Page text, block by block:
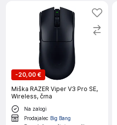
-20,00 €
Miška RAZER Viper V3 Pro SE,
Wireless, črna
Na zalogi
Prodajalec Big Bang